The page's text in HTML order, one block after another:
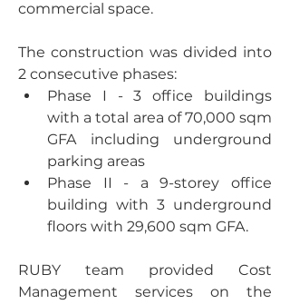
commercial space.
The construction was divided into
2 consecutive phases:
Phase I - 3 office buildings
with a total area of 70,000 sqm
GFA including underground
parking areas
Phase II - a 9-storey office
building with 3 underground
floors with 29,600 sqm GFA.
RUBY team provided Cost
Management services on the